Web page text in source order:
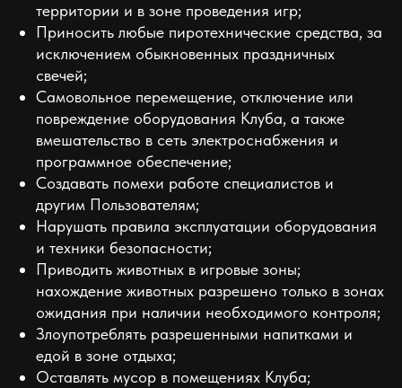
территории и в зоне проведения игр;
Приносить любые пиротехнические средства, за
исключением обыкновенных праздничных
свечей;
Самовольное перемещение, отключение или
повреждение оборудования Клуба, а также
вмешательство в сеть электроснабжения и
программное обеспечение;
Создавать помехи работе специалистов и
другим Пользователям;
Нарушать правила эксплуатации оборудования
и техники безопасности;
Приводить животных в игровые зоны;
нахождение животных разрешено только в зонах
ожидания при наличии необходимого контроля;
Злоупотреблять разрешенными напитками и
едой в зоне отдыха;
Оставлять мусор в помещениях Клуба;